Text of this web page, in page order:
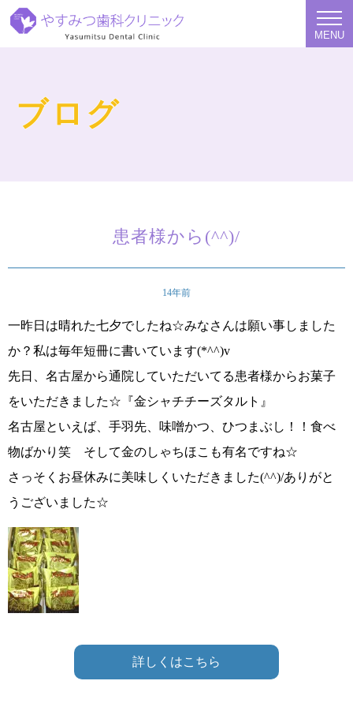
MENU
ブログ
患者様から(^^)/
14年前
一昨日は晴れた七夕でしたね☆みなさんは願い事しました
か？私は毎年短冊に書いています(*^^)v
先日、名古屋から通院していただいてる患者様からお菓子
をいただきました☆『金シャチチーズタルト』
名古屋といえば、手羽先、味噌かつ、ひつまぶし！！食べ
物ばかり笑 そして金のしゃちほこも有名ですね☆
さっそくお昼休みに美味しくいただきました(^^)/ありがと
うございました☆
詳しくはこちら